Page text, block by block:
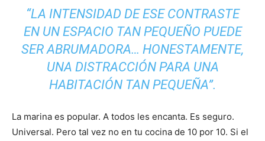
“LA INTENSIDAD DE ESE CONTRASTE
EN UN ESPACIO TAN PEQUEÑO PUEDE
SER ABRUMADORA… HONESTAMENTE,
UNA DISTRACCIÓN PARA UNA
HABITACIÓN TAN PEQUEÑA”.
La marina es popular. A todos les encanta. Es seguro.
Universal. Pero tal vez no en tu cocina de 10 por 10. Si el